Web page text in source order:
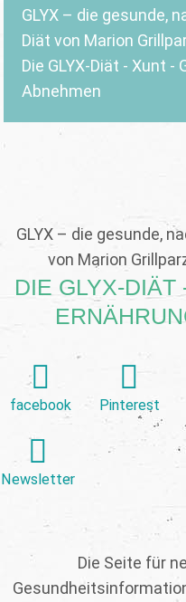
GLYX – die gesunde,
Diät von Marion
Die GLYX-Diät - Xunt -
Abnehmen
GLYX – die gesunde,
von Marion
DIE GLYX-DIÄT
facebook Pinterest
Newsletter
Die Seite für